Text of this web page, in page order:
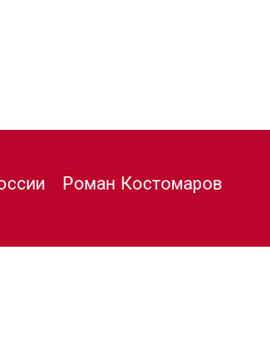
Роман Костомаров